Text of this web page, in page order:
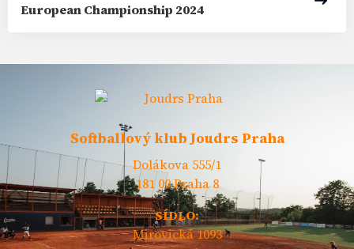
European Championship 2024
Softballový klub Joudrs Praha
Dolákova 555/1
181 00 Praha 8
SÍDLO:
Mirovická 1093